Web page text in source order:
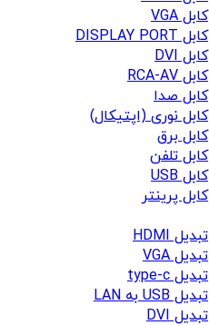
کابل VGA
کابل DISPLAY PORT
کابل DVI
کابل RCA-AV
کابل صدا
کابل نوری (اپتیکال)
کابل برق
کابل تلفن
کابل USB
کابل پرینتر
تبدیل HDMI
تبدیل VGA
تبدیل type-c
تبدیل USB به LAN
تبدیل DVI